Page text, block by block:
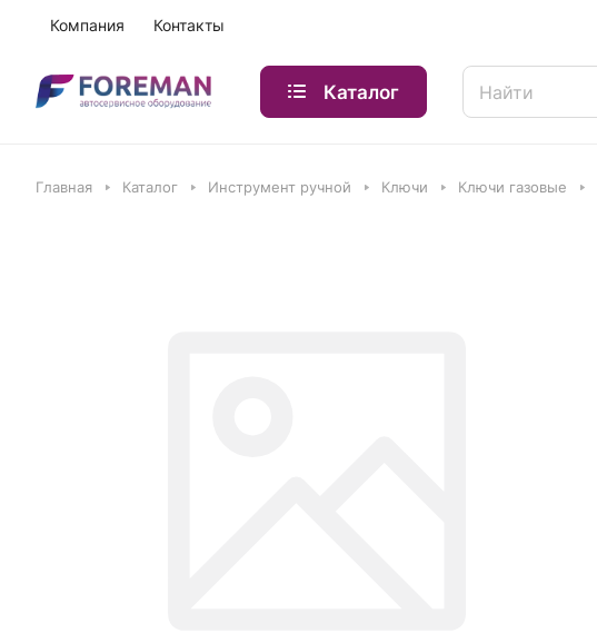
Компания Контакты
Каталог
Главная Каталог Инструмент ручной Ключи Ключи газовые